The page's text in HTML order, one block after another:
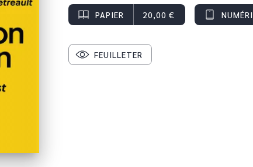
PAPIER 20,00 €
FEUILLETER